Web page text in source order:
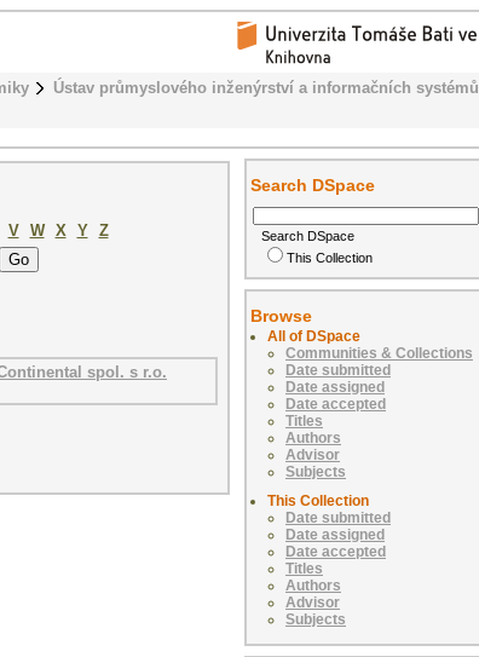
Ústav průmyslového inženýrství a informačních systémů
V W X Y
Z
spol. s r.o.
Search DSpace
Search DSpace
This Collection
Browse
All of DSpace
Communities & Collections
Date submitted
Date assigned
Date accepted
Titles
Authors
Advisor
Subjects
This Collection
Date submitted
Date assigned
Date accepted
Titles
Authors
Advisor
Subjects